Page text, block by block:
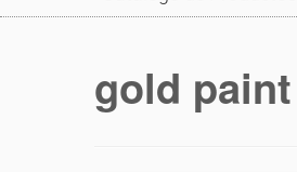
gold paint